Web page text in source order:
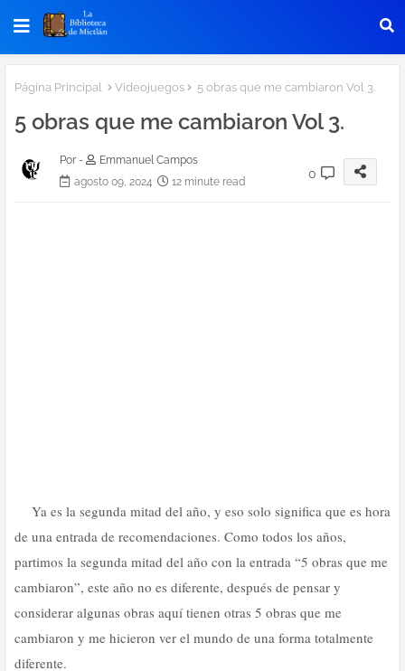
Página Principal Videojuegos 5 obras que me cambiaron Vol 3.
5 obras que me cambiaron Vol 3.
Por -
Emmanuel Campos
agosto 09, 2024
12 minute read
0
Ya es la segunda mitad del año, y eso solo significa que es hora
de una entrada de recomendaciones. Como todos los años,
partimos la segunda mitad del año con la entrada “5 obras que me
cambiaron”, este año no es diferente, después de pensar y
considerar algunas obras aquí tienen otras 5 obras que me
cambiaron y me hicieron ver el mundo de una forma totalmente
diferente.